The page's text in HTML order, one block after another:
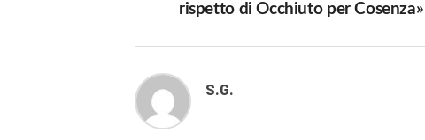
rispetto di Occhiuto per Cosenza»
S.G.